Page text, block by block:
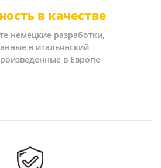
в качестве
немецкие разработки,
в итальянский
в Европе